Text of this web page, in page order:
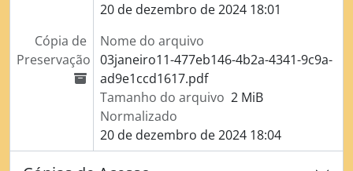
20 de dezembro de 2024 18:01
Cópia de
Preservação
Nome do arquivo
03janeiro11-477eb146-4b2a-4341-9c9a-
ad9e1ccd1617.pdf
Tamanho do arquivo 2 MiB
Normalizado
20 de dezembro de 2024 18:04